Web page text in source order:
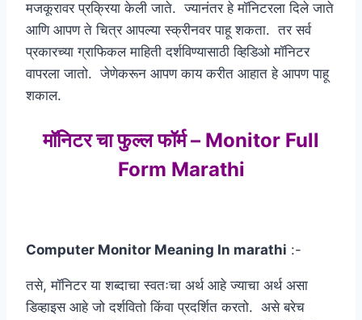
मजकूरावर प्रक्रिया केली जाते. ज्यानंतर हे मॉनिटरला दिले जाते
आणि आपण ते चित्र आपल्या स्क्रीनवर पाहू शकता. तर सर्व
प्रकारच्या ग्राफिकल माहिती दर्शविण्यासाठी व्हिडिओ मॉनिटर
वापरला जातो. जेणेकरून आपण काय करीत आहात हे आपण पाहू
शकाल.
मॉनिटर चा फुल्ल फॉर्म – Monitor Full
Form Marathi
Computer Monitor Meaning In marathi :-
तसे, मॉनिटर या शब्दाचा स्वतःचा अर्थ आहे ज्याचा अर्थ असा
डिव्हाइस आहे जो दर्शवितो किंवा प्रदर्शित करतो. असे बरेच